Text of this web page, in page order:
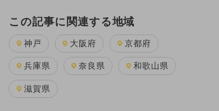
この記事に関連する地域
神戸 大阪府 京都府
兵庫県 奈良県 和歌山県
滋賀県